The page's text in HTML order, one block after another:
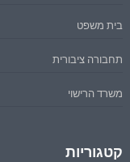
בית משפט
תחבורה ציבורית
משרד הרישוי
קטגוריות